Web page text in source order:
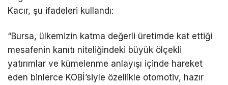
Kacır, şu ifadeleri kullandı:
“Bursa, ülkemizin katma değerli üretimde kat ettiği
mesafenin kanıtı niteliğindeki büyük ölçekli
yatırımlar ve kümelenme anlayışı içinde hareket
eden binlerce KOBİ’siyle özellikle otomotiv, hazır